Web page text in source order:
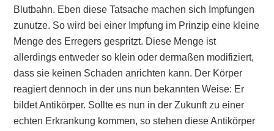
Blutbahn. Eben diese Tatsache machen sich Impfungen
zunutze. So wird bei einer Impfung im Prinzip eine kleine
Menge des Erregers gespritzt. Diese Menge ist
allerdings entweder so klein oder dermaßen modifiziert,
dass sie keinen Schaden anrichten kann. Der Körper
reagiert dennoch in der uns nun bekannten Weise: Er
bildet Antikörper. Sollte es nun in der Zukunft zu einer
echten Erkrankung kommen, so stehen diese Antikörper